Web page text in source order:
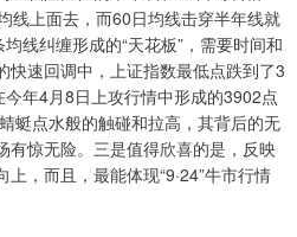
线上面去，而60日均线击穿半年线就
线纠缠形成的“天花板”，需要时间和
快速回调中，上证指数最低点跌到了3
年4月8日上攻行情中形成的3902点
蜓点水般的触碰和拉高，其背后的无
有惊无险。三是值得欣喜的是，反映
，而且，最能体现“9·24”牛市行情